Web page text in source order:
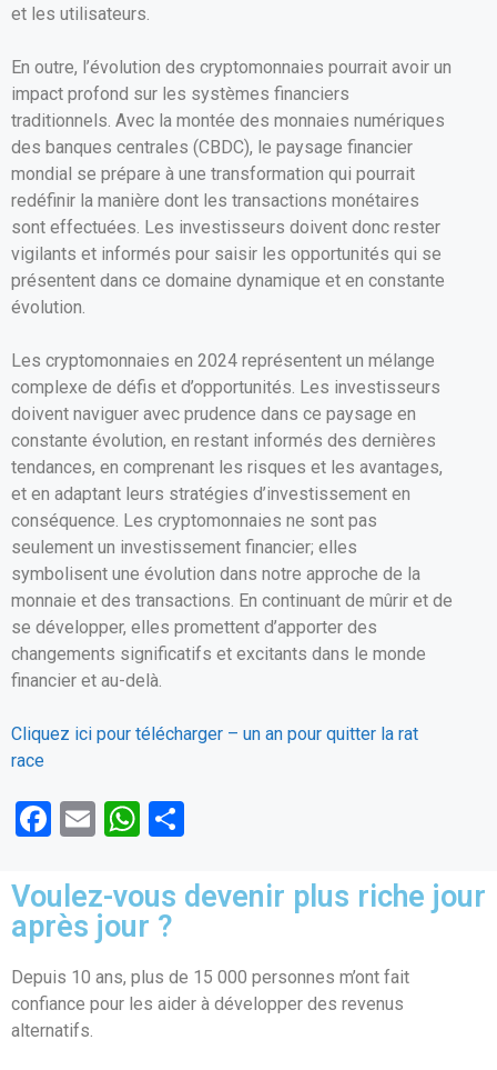
et les utilisateurs.
En outre, l’évolution des cryptomonnaies pourrait avoir un
impact profond sur les systèmes financiers
traditionnels. Avec la montée des monnaies numériques
des banques centrales (CBDC), le paysage financier
mondial se prépare à une transformation qui pourrait
redéfinir la manière dont les transactions monétaires
sont effectuées. Les investisseurs doivent donc rester
vigilants et informés pour saisir les opportunités qui se
présentent dans ce domaine dynamique et en constante
évolution.
Les cryptomonnaies en 2024 représentent un mélange
complexe de défis et d’opportunités. Les investisseurs
doivent naviguer avec prudence dans ce paysage en
constante évolution, en restant informés des dernières
tendances, en comprenant les risques et les avantages,
et en adaptant leurs stratégies d’investissement en
conséquence. Les cryptomonnaies ne sont pas
seulement un investissement financier; elles
symbolisent une évolution dans notre approche de la
monnaie et des transactions. En continuant de mûrir et de
se développer, elles promettent d’apporter des
changements significatifs et excitants dans le monde
financier et au-delà.
Cliquez ici pour télécharger – un an pour quitter la rat
race
F
ce
b
o
o
k
E
ail
W
at
s
A
p
ta
er
Voulez-vous devenir plus riche jour
après jour ?
Depuis 10 ans, plus de 15 000 personnes m’ont fait
confiance pour les aider à développer des revenus
alternatifs.